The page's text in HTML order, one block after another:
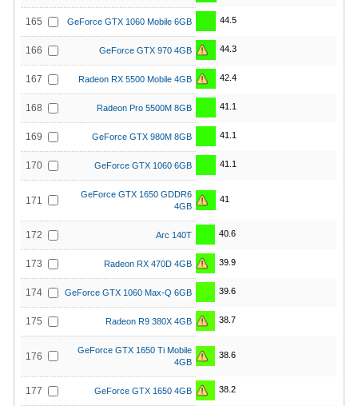
165 GeForce GTX 1060 Mobile 6GB 44.5
166 GeForce GTX 970 4GB 44.3
167 Radeon RX 5500 Mobile 4GB 42.4
168 Radeon Pro 5500M 8GB 41.1
169 GeForce GTX 980M 8GB 41.1
170 GeForce GTX 1060 6GB 41.1
171
GeForce GTX 1650 GDDR6
4GB
41
172 Arc 140T 40.6
173 Radeon RX 470D 4GB 39.9
174 GeForce GTX 1060 Max-Q 6GB 39.6
175 Radeon R9 380X 4GB 38.7
176
GeForce GTX 1650 Ti Mobile
4GB
38.6
177 GeForce GTX 1650 4GB 38.2